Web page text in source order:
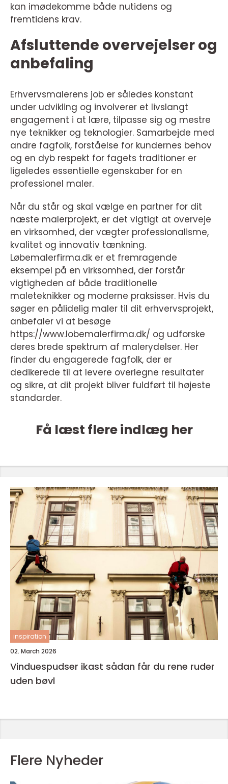
kan imødekomme både nutidens og
fremtidens krav.
Afsluttende overvejelser og
anbefaling
Erhvervsmalerens job er således konstant
under udvikling og involverer et livslangt
engagement i at lære, tilpasse sig og mestre
nye teknikker og teknologier. Samarbejde med
andre fagfolk, forståelse for kundernes behov
og en dyb respekt for fagets traditioner er
ligeledes essentielle egenskaber for en
professionel maler.
Når du står og skal vælge en partner for dit
næste malerprojekt, er det vigtigt at overveje
en virksomhed, der vægter professionalisme,
kvalitet og innovativ tænkning.
Løbemalerfirma.dk er et fremragende
eksempel på en virksomhed, der forstår
vigtigheden af både traditionelle
maleteknikker og moderne praksisser. Hvis du
søger en pålidelig maler til dit erhvervsprojekt,
anbefaler vi at besøge
https://www.lobemalerfirma.dk/ og udforske
deres brede spektrum af malerydelser. Her
finder du engagerede fagfolk, der er
dedikerede til at levere overlegne resultater
og sikre, at dit projekt bliver fuldført til højeste
standarder.
Få læst flere indlæg her
inspiration
02. March 2026
Vinduespudser ikast sådan får du rene ruder
uden bøvl
Flere Nyheder